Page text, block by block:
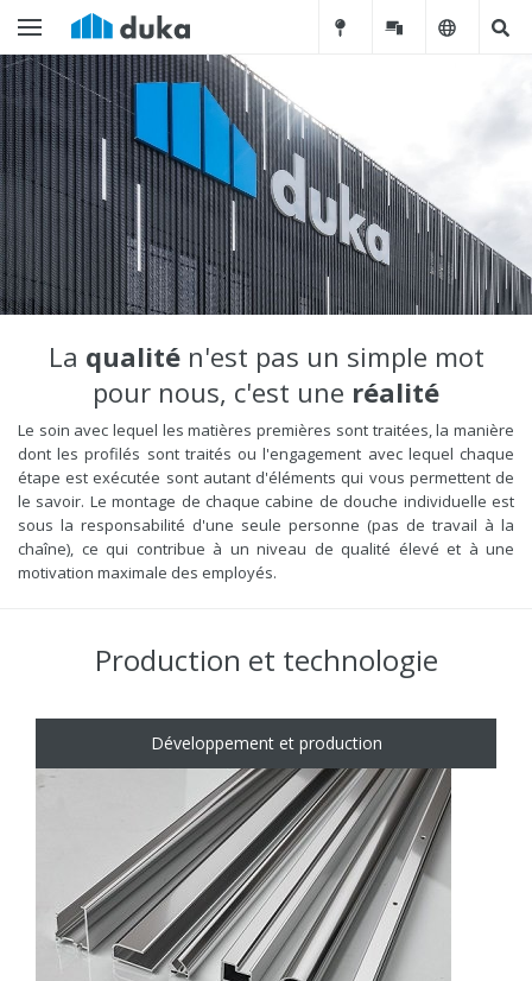
La qualitén'est pas un simple mot
pour nous, c'est une réalité
Le soin avec lequel les matières premières sont traitées, la manière
dont les profilés sont traités ou l'engagement avec lequel chaque
étape est exécutée sont autant d'éléments qui vous permettent de
le savoir. Le montage de chaque cabine de douche individuelle est
sous la responsabilité d'une seule personne (pas de travail à la
chaîne), ce qui contribue à un niveau de qualité élevé et à une
motivation maximale des employés.
Production et technologie
Développement et production